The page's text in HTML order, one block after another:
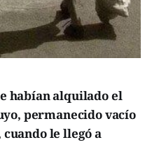
habían alquilado el
permanecido vacío
le llegó a